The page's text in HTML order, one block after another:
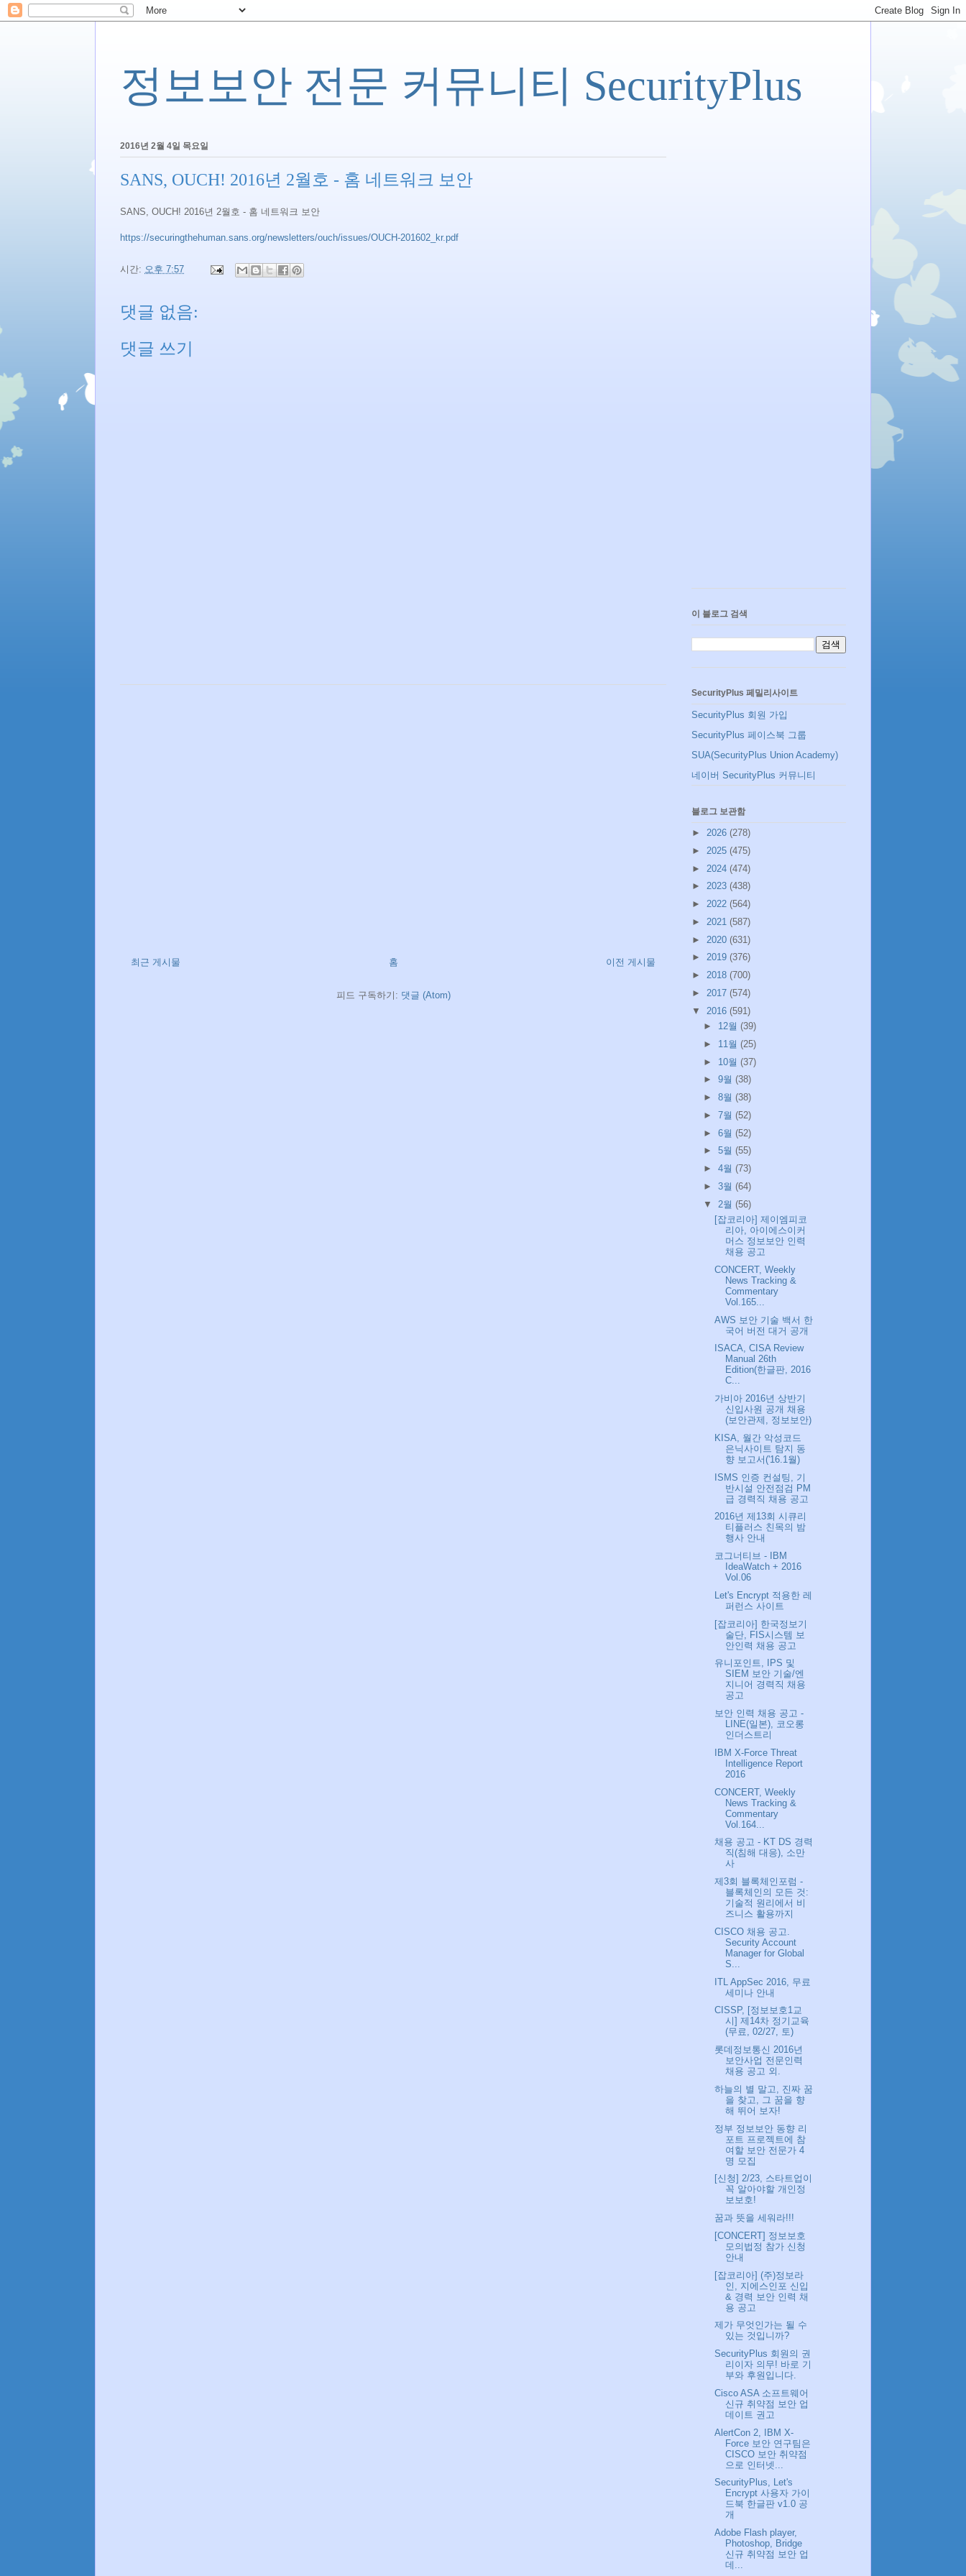
정보보안 전문 커뮤니티 SecurityPlus
2016년 2월 4일 목요일
SANS, OUCH! 2016년 2월호 - 홈 네트워크 보안
SANS, OUCH! 2016년 2월호 - 홈 네트워크 보안
https://securingthehuman.sans.org/newsletters/ouch/issues/OUCH-201602_kr.pdf
시간: 오후 7:57
댓글 없음:
댓글 쓰기
최근 게시물 이전 게시물
홈
피드 구독하기: 댓글 (Atom)
이 블로그 검색
SecurityPlus 페밀리사이트
SecurityPlus 회원 가입
SecurityPlus 페이스북 그룹
SUA(SecurityPlus Union Academy)
네이버 SecurityPlus 커뮤니티
블로그 보관함
► 2026 (278)
► 2025 (475)
► 2024 (474)
► 2023 (438)
► 2022 (564)
► 2021 (587)
► 2020 (631)
► 2019 (376)
► 2018 (700)
► 2017 (574)
▼ 2016 (591)
► 12월 (39)
► 11월 (25)
► 10월 (37)
► 9월 (38)
► 8월 (38)
► 7월 (52)
► 6월 (52)
► 5월 (55)
► 4월 (73)
► 3월 (64)
▼ 2월 (56)
[잡코리아] 제이엠피코
리아, 아이에스이커
머스 정보보안 인력
채용 공고
CONCERT, Weekly
News Tracking &
Commentary
Vol.165...
AWS 보안 기술 백서 한
국어 버전 대거 공개
ISACA, CISA Review
Manual 26th
Edition(한글판, 2016
C...
가비아 2016년 상반기
신입사원 공개 채용
(보안관제, 정보보안)
KISA, 월간 악성코드
은닉사이트 탐지 동
향 보고서('16.1월)
ISMS 인증 컨설팅, 기
반시설 안전점검 PM
급 경력직 채용 공고
2016년 제13회 시큐리
티플러스 친목의 밤
행사 안내
코그너티브 - IBM
IdeaWatch + 2016
Vol.06
Let's Encrypt 적용한 레
퍼런스 사이트
[잡코리아] 한국정보기
술단, FIS시스템 보
안인력 채용 공고
유니포인트, IPS 및
SIEM 보안 기술/엔
지니어 경력직 채용
공고
보안 인력 채용 공고 -
LINE(일본), 코오롱
인더스트리
IBM X-Force Threat
Intelligence Report
2016
CONCERT, Weekly
News Tracking &
Commentary
Vol.164...
채용 공고 - KT DS 경력
직(침해 대응), 소만
사
제3회 블록체인포럼 -
블록체인의 모든 것:
기술적 원리에서 비
즈니스 활용까지
CISCO 채용 공고.
Security Account
Manager for Global
S...
ITL AppSec 2016, 무료
세미나 안내
CISSP, [정보보호1교
시] 제14차 정기교육
(무료, 02/27, 토)
롯데정보통신 2016년
보안사업 전문인력
채용 공고 외.
하늘의 별 말고, 진짜 꿈
을 찾고, 그 꿈을 향
해 뛰어 보자!
정부 정보보안 동향 리
포트 프로젝트에 참
여할 보안 전문가 4
명 모집
[신청] 2/23, 스타트업이
꼭 알아야할 개인정
보보호!
꿈과 뜻을 세워라!!!
[CONCERT] 정보보호
모의법정 참가 신청
안내
[잡코리아] (주)정보라
인, 지에스인포 신입
& 경력 보안 인력 채
용 공고
제가 무엇인가는 될 수
있는 것입니까?
SecurityPlus 회원의 권
리이자 의무! 바로 기
부와 후원입니다.
Cisco ASA 소프트웨어
신규 취약점 보안 업
데이트 권고
AlertCon 2, IBM X-
Force 보안 연구팀은
CISCO 보안 취약점
으로 인터넷...
SecurityPlus, Let's
Encrypt 사용자 가이
드북 한글판 v1.0 공
개
Adobe Flash player,
Photoshop, Bridge
신규 취약점 보안 업
데...